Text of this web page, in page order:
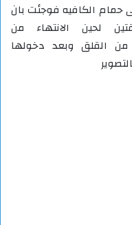
حمام الكافيه فوجئت بان
لحين الانتهاء من
من القلق وبعد دخولها